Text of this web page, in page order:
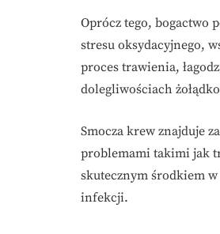
Oprócz tego, bogactwo
stresu oksydacyjnego,
proces trawienia,
dolegliwościach
Smocza krew znajduje
problemami takimi jak
skutecznym środkiem
infekcji.